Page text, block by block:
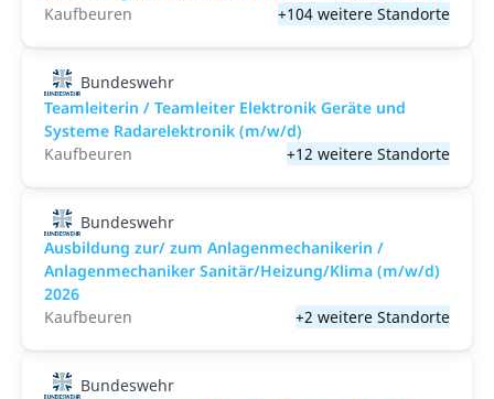
Kaufbeuren
+104 weitere Standorte
Bundeswehr
Teamleiterin / Teamleiter Elektronik Geräte und
Systeme Radarelektronik (m/w/d)
Kaufbeuren
+12 weitere Standorte
Bundeswehr
Ausbildung zur/ zum Anlagenmechanikerin /
Anlagenmechaniker Sanitär/Heizung/Klima (m/w/d)
2026
Kaufbeuren
+2 weitere Standorte
Bundeswehr